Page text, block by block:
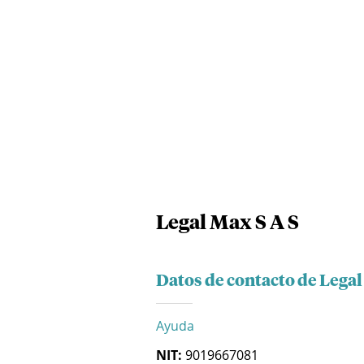
Legal Max S A S
Datos de contacto de Legal
Ayuda
NIT: 9019667081